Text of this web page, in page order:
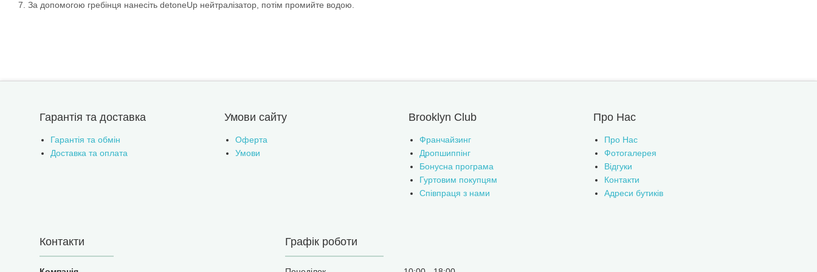
7. За допомогою гребінця нанесіть detoneUp нейтралізатор, потім промийте водою.
Гарантія та доставка
Гарантія та обмін
Доставка та оплата
Умови сайту
Оферта
Умови
Brooklyn Club
Франчайзинг
Дропшиппінг
Бонусна програма
Гуртовим покупцям
Співпраця з нами
Про Нас
Про Нас
Фотогалерея
Відгуки
Контакти
Адреси бутиків
Контакти Графік роботи